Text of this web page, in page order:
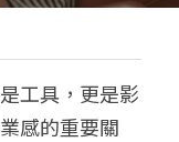
工具，更是影
感的重要關